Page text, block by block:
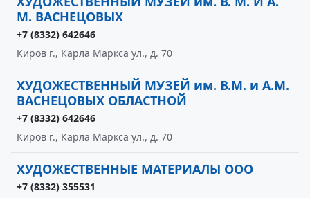
М. ВАСНЕЦОВЫХ
+7 (8332) 642646
Киров г., Карла Маркса ул., д. 70
ХУДОЖЕСТВЕННЫЙ МУЗЕЙ им. В.М. и А.М.
ВАСНЕЦОВЫХ ОБЛАСТНОЙ
+7 (8332) 642646
Киров г., Карла Маркса ул., д. 70
ХУДОЖЕСТВЕННЫЕ МАТЕРИАЛЫ ООО
+7 (8332) 355531